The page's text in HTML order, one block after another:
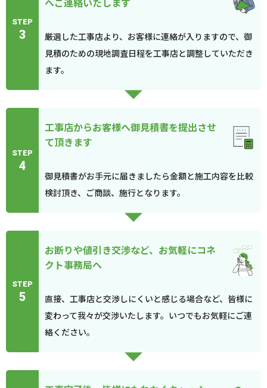
STEP
3
厳選した工事店より、お客様に連絡が入りますので、御
見積のための現地調査日程を工事店と調整していただき
ます。
STEP
4
工事店からお客様へ御見積書を提出させ
て頂きます
御見積書がお手元に届きましたら金額と施工内容を比較
検討頂き、ご商談、施行となります。
STEP
5
お断りや値引き交渉など、お気軽にコネ
クト事務局へ
直接、工事店と交渉しにくいと感じる場合など、皆様に
変わって我々が交渉いたします。いつでもお気軽にご連
絡ください。